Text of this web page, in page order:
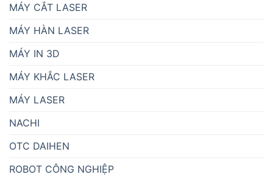
MÁY CẮT LASER
MÁY HÀN LASER
MÁY IN 3D
MÁY KHẮC LASER
MÁY LASER
NACHI
OTC DAIHEN
ROBOT CÔNG NGHIỆP